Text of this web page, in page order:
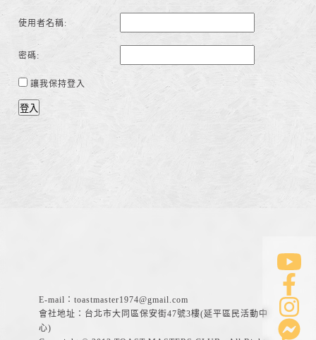
使用者名稱:
密碼:
讓我保持登入
登入
E-mail： toastmaster1974@gmail.com
會社地址：台北市大同區保安街47號3樓(延平區民活動中
心)